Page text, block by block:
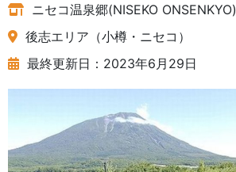
ニセコ温泉郷(NISEKO ONSENKYO)
後志エリア（小樽・ニセコ）
最終更新日：2023年6月29日